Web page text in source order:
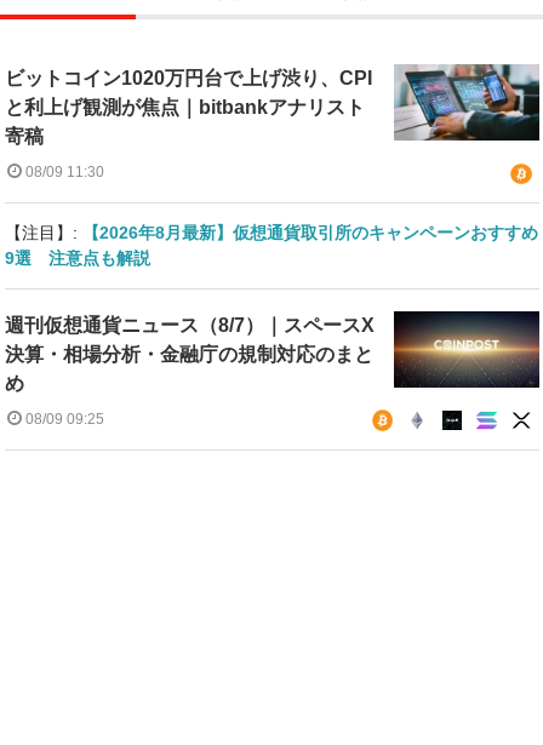
ビットコイン1020万円台で上げ渋り、CPI
と利上げ観測が焦点｜bitbankアナリスト
寄稿
08/09 11:30
【注目】:
【2026年8月最新】仮想通貨取引所のキャンペーンおすすめ
9選 注意点も解説
週刊仮想通貨ニュース（8/7）｜スペースX
決算・相場分析・金融庁の規制対応のまと
め
08/09 09:25